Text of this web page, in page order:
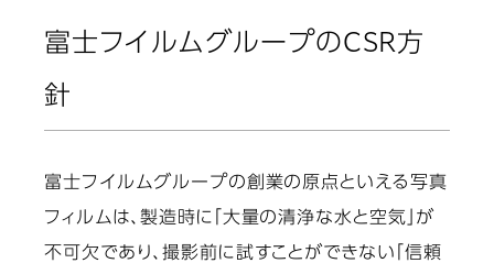
富士フイルムグループのCSR方
針
富士フイルムグループの創業の原点といえる写真
フィルムは、製造時に「大量の清浄な水と空気」が
不可欠であり、撮影前に試すことができない「信頼